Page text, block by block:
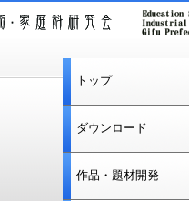
トップ
ダウンロード
作品・題材開発